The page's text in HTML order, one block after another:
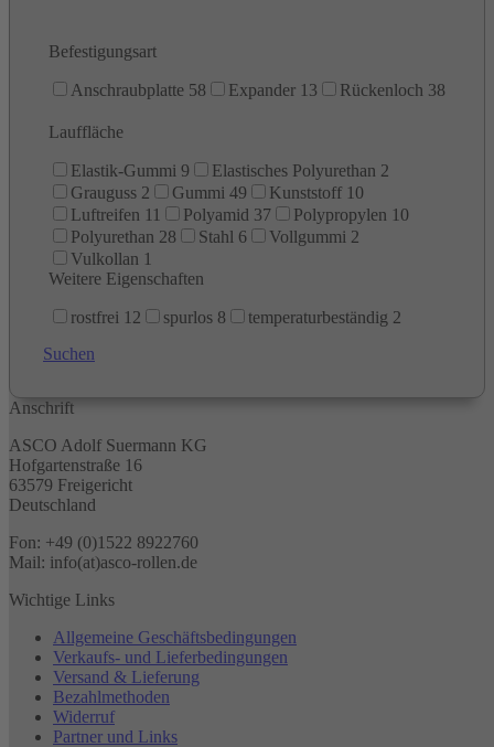
Befestigungsart
Anschraubplatte 58 Expander 13 Rückenloch 38
Lauffläche
Elastik-Gummi 9 Elastisches Polyurethan 2
Grauguss 2 Gummi 49 Kunststoff 10
Luftreifen 11 Polyamid 37 Polypropylen 10
Polyurethan 28 Stahl 6 Vollgummi 2
Vulkollan 1
Weitere Eigenschaften
rostfrei 12 spurlos 8 temperaturbeständig 2
Suchen
Anschrift
ASCO Adolf Suermann KG
Hofgartenstraße 16
63579 Freigericht
Deutschland
Fon: +49 (0)1522 8922760
Mail: info(at)asco-rollen.de
Wichtige Links
Allgemeine Geschäftsbedingungen
Verkaufs- und Lieferbedingungen
Versand & Lieferung
Bezahlmethoden
Widerruf
Partner und Links